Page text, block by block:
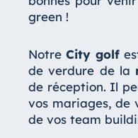
green !
NotreCity golf
de verdure de la
de réception. Il
vos mariages, de
de vos team